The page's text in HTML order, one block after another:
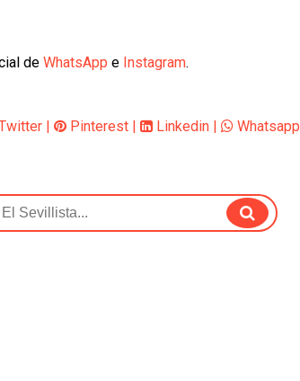
de WhatsApp e Instagram.
| Pinterest | Linkedin | Whatsapp